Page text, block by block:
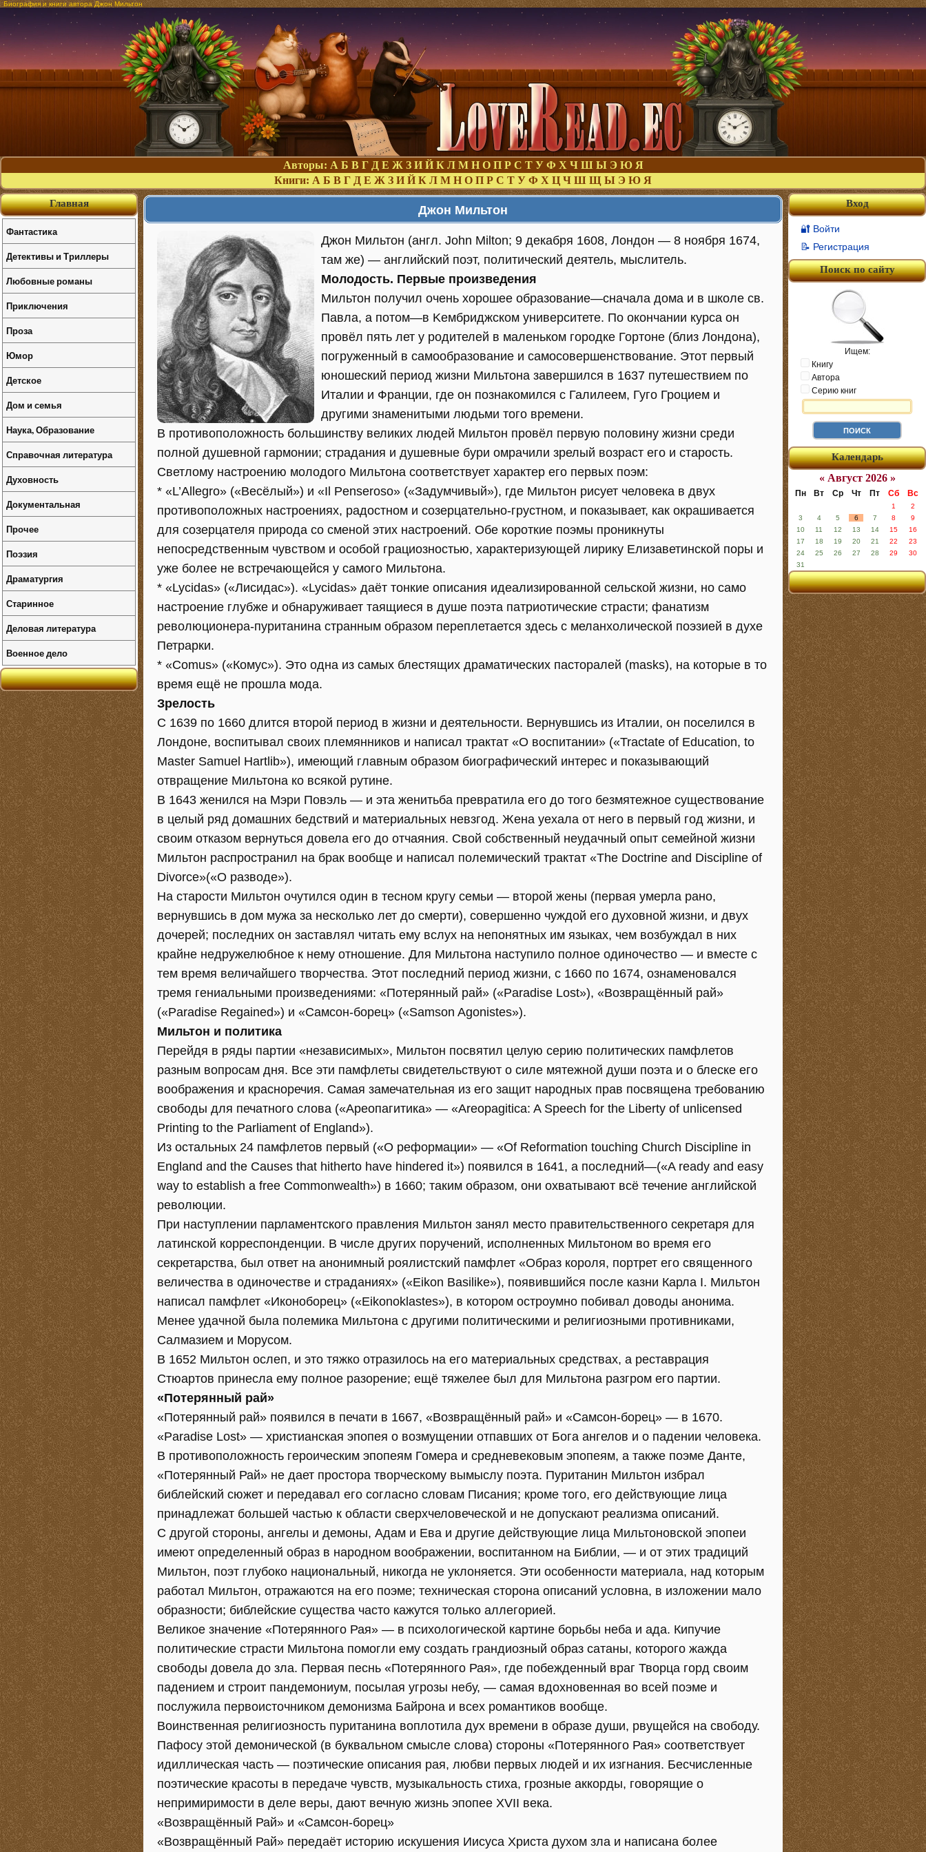
Биография и книги автора Джон Мильтон
Авторы: А Б В Г Д Е Ж З И Й К Л М Н О П Р С Т У Ф Х Ч Ш Ы Э Ю Я
Книги: А Б В Г Д Е Ж З И Й К Л М Н О П Р С Т У Ф Х Ц Ч Ш Щ Ы Э Ю Я
Джон Мильтон
Джон Мильтон (англ. John Milton; 9 декабря 1608, Лондон — 8 ноября 1674,
там же) — английский поэт, политический деятель, мыслитель.
Молодость. Первые произведения
Мильтон получил очень хорошее образование—сначала дома и в школе св.
Павла, а потом—в Kембриджском университете. По окончании курса он
провёл пять лет у родителей в маленьком городке Гортоне (близ Лондона),
погруженный в самообразование и самосовершенствование. Этот первый
юношеский период жизни Мильтона завершился в 1637 путешествием по
Италии и Франции, где он познакомился с Галилеем, Гуго Гроцием и
другими знаменитыми людьми того времени.
В противоположность большинству великих людей Мильтон провёл первую половину жизни среди
полной душевной гармонии; страдания и душевные бури омрачили зрелый возраст его и старость.
Светлому настроению молодого Мильтона соответствует характер его первых поэм:
* «L’Allegro» («Весёлый») и «Il Penseroso» («Задумчивый»), где Мильтон рисует человека в двух
противоположных настроениях, радостном и созерцательно-грустном, и показывает, как окрашивается
для созерцателя природа со сменой этих настроений. Обе короткие поэмы проникнуты
непосредственным чувством и особой грациозностью, характеризующей лирику Елизаветинской поры и
уже более не встречающейся у самого Мильтона.
* «Lycidas» («Лисидас»). «Lycidas» даёт тонкие описания идеализированной сельской жизни, но само
настроение глубже и обнаруживает таящиеся в душе поэта патриотические страсти; фанатизм
революционера-пуританина странным образом переплетается здесь с меланхолической поэзией в духе
Петрарки.
* «Comus» («Комус»). Это одна из самых блестящих драматических пасторалей (masks), на которые в то
время ещё не прошла мода.
Зрелость
С 1639 по 1660 длится второй период в жизни и деятельности. Вернувшись из Италии, он поселился в
Лондоне, воспитывал своих племянников и написал трактат «О воспитании» («Tractate of Education, to
Master Samuel Hartlib»), имеющий главным образом биографический интерес и показывающий
отвращение Мильтона ко всякой рутине.
В 1643 женился на Мэри Повэль — и эта женитьба превратила его до того безмятежное существование
в целый ряд домашних бедствий и материальных невзгод. Жена уехала от него в первый год жизни, и
своим отказом вернуться довела его до отчаяния. Свой собственный неудачный опыт семейной жизни
Мильтон распространил на брак вообще и написал полемический трактат «The Doctrine and Discipline of
Divorce»(«О разводе»).
На старости Мильтон очутился один в тесном кругу семьи — второй жены (первая умерла рано,
вернувшись в дом мужа за несколько лет до смерти), совершенно чуждой его духовной жизни, и двух
дочерей; последних он заставлял читать ему вслух на непонятных им языках, чем возбуждал в них
крайне недружелюбное к нему отношение. Для Мильтона наступило полное одиночество — и вместе с
тем время величайшего творчества. Этот последний период жизни, с 1660 по 1674, ознаменовался
тремя гениальными произведениями: «Потерянный рай» («Paradise Lost»), «Возвращённый рай»
(«Paradise Regained») и «Самсон-борец» («Samson Agonistes»).
Мильтон и политика
Перейдя в ряды партии «независимых», Мильтон посвятил целую серию политических памфлетов
разным вопросам дня. Все эти памфлеты свидетельствуют о силе мятежной души поэта и о блеске его
воображения и красноречия. Самая замечательная из его защит народных прав посвящена требованию
свободы для печатного слова («Ареопагитика» — «Areopagitica: A Speech for the Liberty of unlicensed
Printing to the Parliament of England»).
Из остальных 24 памфлетов первый («О реформации» — «Of Reformation touching Church Discipline in
England and the Causes that hitherto have hindered it») появился в 1641, а последний—(«A ready and easy
way to establish a free Commonwealth») в 1660; таким образом, они охватывают всё течение английской
революции.
При наступлении парламентского правления Мильтон занял место правительственного секретаря для
латинской корреспонденции. В числе других поручений, исполненных Мильтоном во время его
секретарства, был ответ на анонимный роялистский памфлет «Образ короля, портрет его священного
величества в одиночестве и страданиях» («Eikon Basilike»), появившийся после казни Карла I. Мильтон
написал памфлет «Иконоборец» («Eikonoklastes»), в котором остроумно побивал доводы анонима.
Менее удачной была полемика Мильтона с другими политическими и религиозными противниками,
Салмазием и Морусом.
В 1652 Мильтон ослеп, и это тяжко отразилось на его материальных средствах, а реставрация
Стюартов принесла ему полное разорение; ещё тяжелее был для Мильтона разгром его партии.
«Потерянный рай»
«Потерянный рай» появился в печати в 1667, «Возвращённый рай» и «Самсон-борец» — в 1670.
«Paradise Lost» — христианская эпопея о возмущении отпавших от Бога ангелов и о падении человека.
В противоположность героическим эпопеям Гомера и средневековым эпопеям, а также поэме Данте,
«Потерянный Рай» не дает простора творческому вымыслу поэта. Пуританин Мильтон избрал
библейский сюжет и передавал его согласно словам Писания; кроме того, его действующие лица
принадлежат большей частью к области сверхчеловеческой и не допускают реализма описаний.
С другой стороны, ангелы и демоны, Адам и Ева и другие действующие лица Мильтоновской эпопеи
имеют определенный образ в народном воображении, воспитанном на Библии, — и от этих традиций
Мильтон, поэт глубоко национальный, никогда не уклоняется. Эти особенности материала, над которым
работал Мильтон, отражаются на его поэме; техническая сторона описаний условна, в изложении мало
образности; библейские существа часто кажутся только аллегорией.
Великое значение «Потерянного Рая» — в психологической картине борьбы неба и ада. Кипучие
политические страсти Мильтона помогли ему создать грандиозный образ сатаны, которого жажда
свободы довела до зла. Первая песнь «Потерянного Рая», где побежденный враг Творца горд своим
падением и строит пандемониум, посылая угрозы небу, — самая вдохновенная во всей поэме и
послужила первоисточником демонизма Байрона и всех романтиков вообще.
Воинственная религиозность пуританина воплотила дух времени в образе души, рвущейся на свободу.
Пафосу этой демонической (в буквальном смысле слова) стороны «Потерянного Рая» соответствует
идиллическая часть — поэтические описания рая, любви первых людей и их изгнания. Бесчисленные
поэтические красоты в передаче чувств, музыкальность стиха, грозные аккорды, говорящие о
непримиримости в деле веры, дают вечную жизнь эпопее XVII века.
«Возвращённый Рай» и «Самсон-борец»
«Возвращённый Рай» передаёт историю искушения Иисуса Христа духом зла и написана более
Вход
🔐 Войти
📝 Регистрация
Поиск по сайту
Ищем:
Книгу
Автора
Серию книг
Календарь
« Август 2026 »
Пн Вт Ср Чт Пт Сб Вс
1
2
3
4 5 6 7 8
9
10
11 12 13 14 15
16
17
18 19 20 21 22
23
24
25 26 27 28 29
30
31
Главная
Фантастика
Детективы и Триллеры
Любовные романы
Приключения
Проза
Юмор
Детское
Дом и семья
Наука, Образование
Справочная литература
Духовность
Документальная
Прочее
Поэзия
Драматургия
Старинное
Деловая литература
Военное дело